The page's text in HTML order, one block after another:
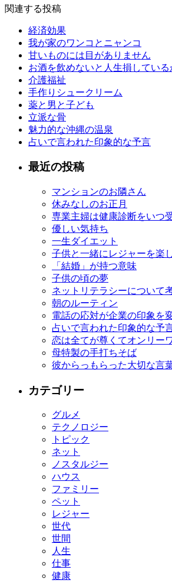
関連する投稿
経済効果
我が家のワンコとニャンコ
甘いものには目がありません
お酒を飲めないと人生損している
介護福祉
手作りシュークリーム
薬と男と子ども
立派な骨
魅力的な沖縄の温泉
占いで言われた印象的な予言
最近の投稿
マンションのお隣さん
休みなしのお正月
専業主婦は健康診断をいつ
優しい気持ち
一生ダイエット
子供と一緒にレジャーを楽
「結婚」が持つ意味
子供の頃の夢
ネットリテラシーについて
朝のルーティン
電話の応対が企業の印象を
占いで言われた印象的な予
恋は全てが尊くてオンリー
母特製の手打ちそば
彼からっもらった大切な言
カテゴリー
グルメ
テクノロジー
トピック
ネット
ノスタルジー
ハウス
ファミリー
ペット
レジャー
世代
世間
人生
仕事
健康